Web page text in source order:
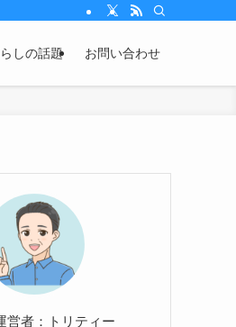
しの話題 お問い合わせ
営者：トリティー